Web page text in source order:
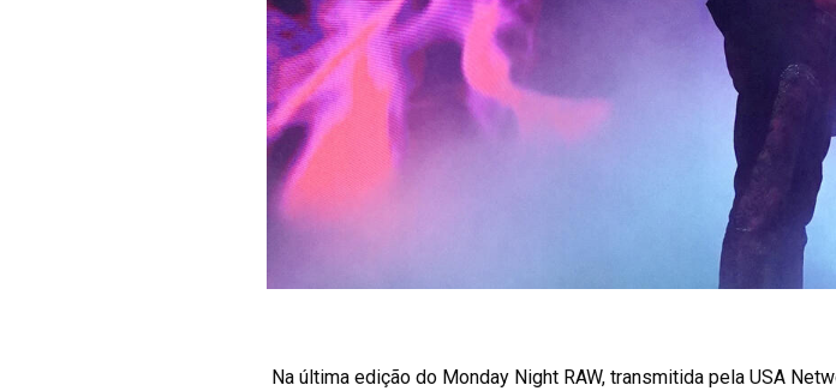
Na última edição do Monday Night RAW, transmitida pela USA